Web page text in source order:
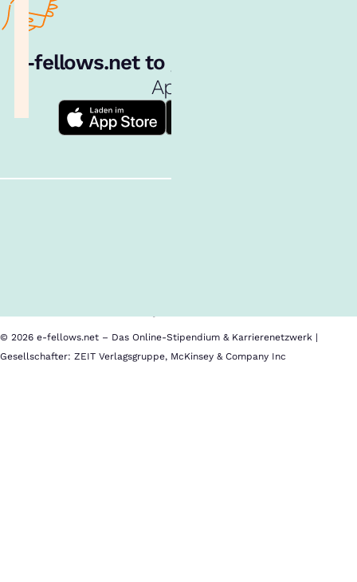
e‑fellows.net to go:
App!
© 2026 e-fellows.net – Das Online-Stipendium & Karrierenetzwerk |
Gesellschafter: ZEIT Verlagsgruppe, McKinsey & Company Inc